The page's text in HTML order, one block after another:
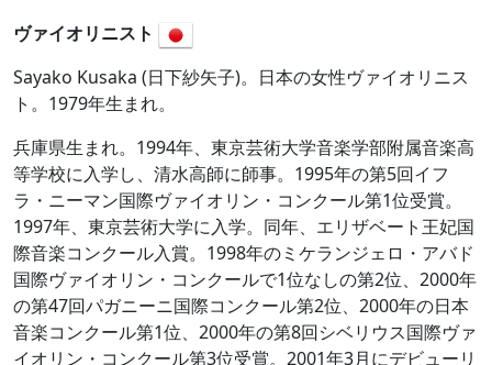
ヴァイオリニスト
Sayako Kusaka (日下紗矢子)。日本の女性ヴァイオリニス
ト。1979年生まれ。
兵庫県生まれ。1994年、東京芸術大学音楽学部附属音楽高
等学校に入学し、清水高師に師事。1995年の第5回イフ
ラ・ニーマン国際ヴァイオリン・コンクール第1位受賞。
1997年、東京芸術大学に入学。同年、エリザベート王妃国
際音楽コンクール入賞。1998年のミケランジェロ・アバド
国際ヴァイオリン・コンクールで1位なしの第2位、2000年
の第47回パガニーニ国際コンクール第2位、2000年の日本
音楽コンクール第1位、2000年の第8回シベリウス国際ヴァ
イオリン・コンクール第3位受賞。2001年3月にデビューリ